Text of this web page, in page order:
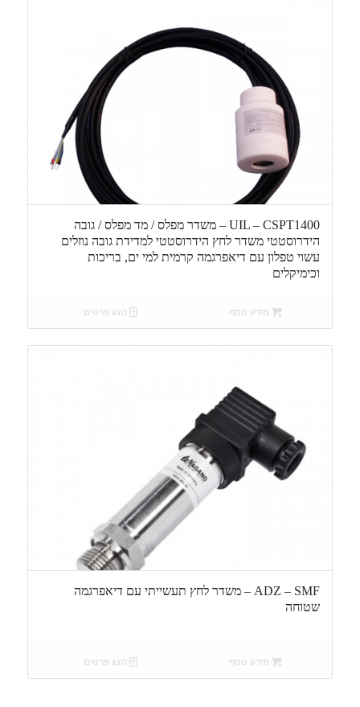
UIL – CSPT1400 – משדר מפלס / מד מפלס / גובה
הידרוסטטי משדר לחץ הידרוסטטי למדידת גובה נוזלים
עשוי טפלון עם דיאפרגמה קרמית למי ים, בריכות
וכימיקלים
מידע נוסף הצג פרטים
ADZ – SMF – משדר לחץ תעשייתי עם דיאפרגמה
שטוחה
מידע נוסף הצג פרטים